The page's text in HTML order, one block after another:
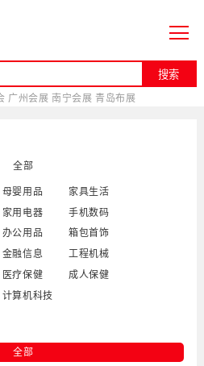
搜索
广州会展 南宁会展 青岛布展
全部
母婴用品
家具生活
家用电器
手机数码
办公用品
箱包首饰
金融信息
工程机械
医疗保健
成人保健
计算机科技
全部